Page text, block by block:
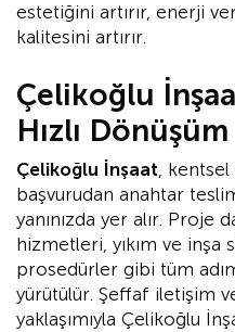
estetiğini artırır, enerji
kalitesini artırır.
Çelikoğlu
Hızlı Dönüşüm
Çelikoğlu İnşaat,
başvurudan anahtar
yanınızda yer alır. Proje
hizmetleri, yıkım ve
prosedürler gibi tüm
yürütülür. Şeffaf iletişim
yaklaşımıyla Çelikoğlu